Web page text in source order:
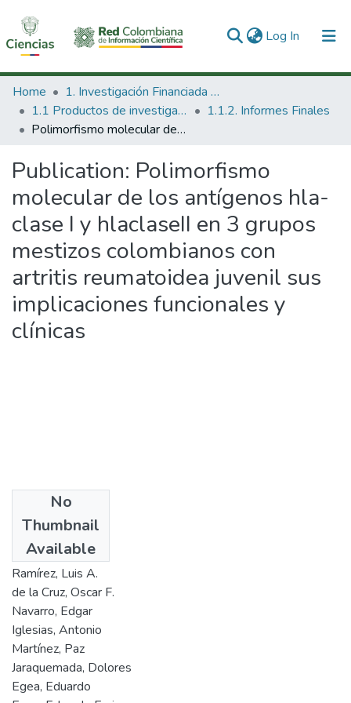
Log In (current)
Communities & Collections
All of DSpace
Home
1. Investigación Financiada con Recursos Públicos
1.1 Productos de investigación
1.1.2. Informes Finales
Polimorfismo molecular de los antígenos hla- clase I y hlaclaseII en 3 grupos mestizos colombianos con artritis reumatoidea juvenil sus implicaciones funcionales y clínicas
Publication: Polimorfismo
molecular de los antígenos hla-
clase I y hlaclaseII en 3 grupos
mestizos colombianos con
artritis reumatoidea juvenil sus
implicaciones funcionales y
clínicas
No
Thumbnail
Available
Authors
Malagón, Clara
Uribe, Oscar
Ramírez, Luis A.
de la Cruz, Oscar F.
Navarro, Edgar
Iglesias, Antonio
Martínez, Paz
Jaraquemada, Dolores
Egea, Eduardo